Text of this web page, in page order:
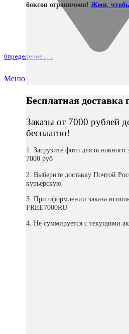
Определение...
Меню
боксов ограничено! Жми, чтобы
Бесплатная доставка
Заказы от 7000 рублей
бесплатно!
1. Загрузите фото для основного
7000 руб
2. Выберите доставку Почтой
курьерскую
3. При оформлении заказа
FREE7000RU
4. Не суммируется с текущими